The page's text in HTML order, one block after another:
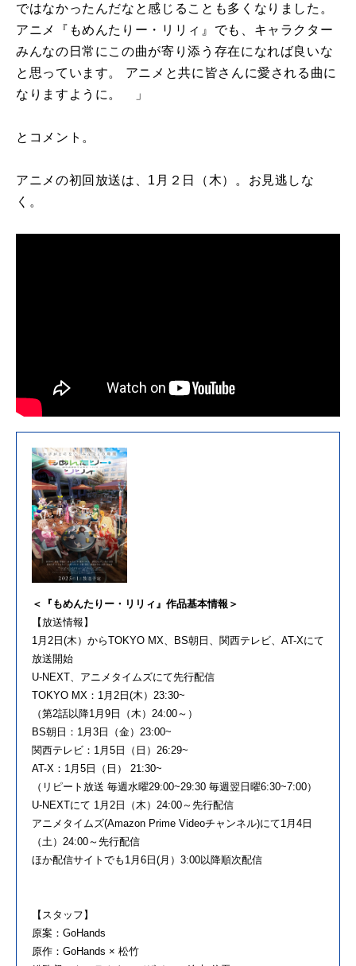
ではなかったんだなと感じることも多くなりました。
アニメ『もめんたりー・リリィ』でも、キャラクター
みんなの日常にこの曲が寄り添う存在になれば良いな
と思っています。 アニメと共に皆さんに愛される曲に
なりますように。 」
とコメント。
アニメの初回放送は、1月２日（木）。お見逃しな
く。
＜『もめんたりー・リリィ』作品基本情報＞
【放送情報】
1月2日(木）からTOKYO MX、BS朝日、関西テレビ、AT-Xにて
放送開始
U-NEXT、アニメタイムズにて先行配信
TOKYO MX：1月2日(木）23:30~
（第2話以降1月9日（木）24:00～）
BS朝日：1月3日（金）23:00~
関西テレビ：1月5日（日）26:29~
AT-X：1月5日（日） 21:30~
（リピート放送 毎週水曜29:00~29:30 毎週翌日曜6:30~7:00）
U-NEXTにて 1月2日（木）24:00～先行配信
アニメタイムズ(Amazon Prime Videoチャンネル)にて1月4日
（土）24:00～先行配信
ほか配信サイトでも1月6日(月）3:00以降順次配信
【スタッフ】
原案：GoHands
原作：GoHands × 松竹